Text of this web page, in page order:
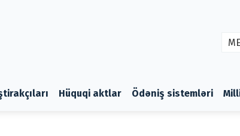
Hüquqi aktlar Ödəniş sistemləri